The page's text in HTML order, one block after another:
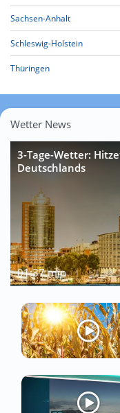
Sachsen-Anhalt
Schleswig-Holstein
Thüringen
Wetter News
3-Tage-Wetter:
Deutschlands
01:37 min